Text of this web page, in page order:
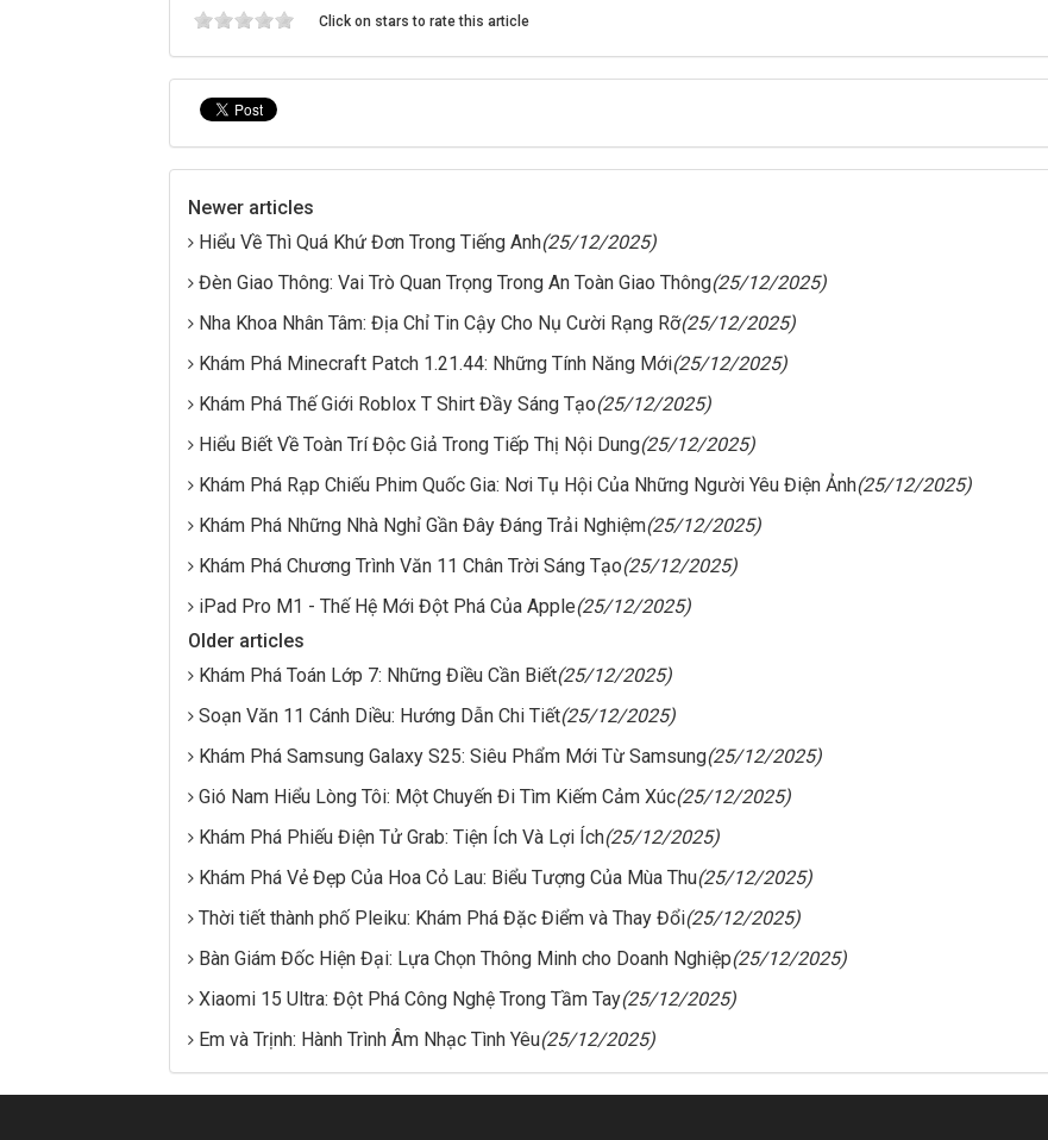
Click on stars to rate this article
Newer articles
Hiểu Về Thì Quá Khứ Đơn Trong Tiếng Anh(25/12/2025)
Đèn Giao Thông: Vai Trò Quan Trọng Trong An Toàn Giao Thông(25/12/2025)
Nha Khoa Nhân Tâm: Địa Chỉ Tin Cậy Cho Nụ Cười Rạng Rỡ(25/12/2025)
Khám Phá Minecraft Patch 1.21.44: Những Tính Năng Mới(25/12/2025)
Khám Phá Thế Giới Roblox T Shirt Đầy Sáng Tạo(25/12/2025)
Hiểu Biết Về Toàn Trí Độc Giả Trong Tiếp Thị Nội Dung(25/12/2025)
Khám Phá Rạp Chiếu Phim Quốc Gia: Nơi Tụ Hội Của Những Người Yêu Điện Ảnh(25/12/2025)
Khám Phá Những Nhà Nghỉ Gần Đây Đáng Trải Nghiệm(25/12/2025)
Khám Phá Chương Trình Văn 11 Chân Trời Sáng Tạo(25/12/2025)
iPad Pro M1 - Thế Hệ Mới Đột Phá Của Apple(25/12/2025)
Older articles
Khám Phá Toán Lớp 7: Những Điều Cần Biết(25/12/2025)
Soạn Văn 11 Cánh Diều: Hướng Dẫn Chi Tiết(25/12/2025)
Khám Phá Samsung Galaxy S25: Siêu Phẩm Mới Từ Samsung(25/12/2025)
Gió Nam Hiểu Lòng Tôi: Một Chuyến Đi Tìm Kiếm Cảm Xúc(25/12/2025)
Khám Phá Phiếu Điện Tử Grab: Tiện Ích Và Lợi Ích(25/12/2025)
Khám Phá Vẻ Đẹp Của Hoa Cỏ Lau: Biểu Tượng Của Mùa Thu(25/12/2025)
Thời tiết thành phố Pleiku: Khám Phá Đặc Điểm và Thay Đổi(25/12/2025)
Bàn Giám Đốc Hiện Đại: Lựa Chọn Thông Minh cho Doanh Nghiệp(25/12/2025)
Xiaomi 15 Ultra: Đột Phá Công Nghệ Trong Tầm Tay(25/12/2025)
Em và Trịnh: Hành Trình Âm Nhạc Tình Yêu(25/12/2025)